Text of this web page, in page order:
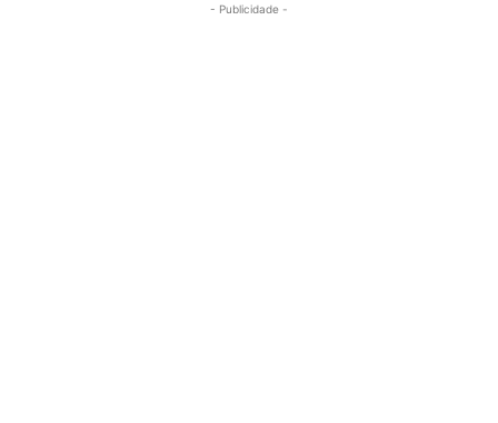
- Publicidade -